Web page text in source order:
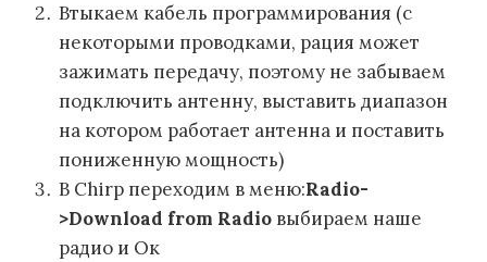
Втыкаем кабель программирования (с
некоторыми проводками, рация может
зажимать передачу, поэтому не забываем
подключить антенну, выставить диапазон
на котором работает антенна и поставить
пониженную мощность)
В Chirp переходим в меню:Radio-
>Download from Radio выбираем наше
радио и Ок